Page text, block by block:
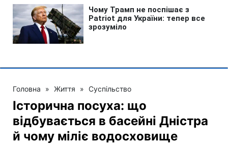
Головна » Життя » Суспільство
Історична посуха: що
відбувається в басейні Дністра
й чому міліє водосховище